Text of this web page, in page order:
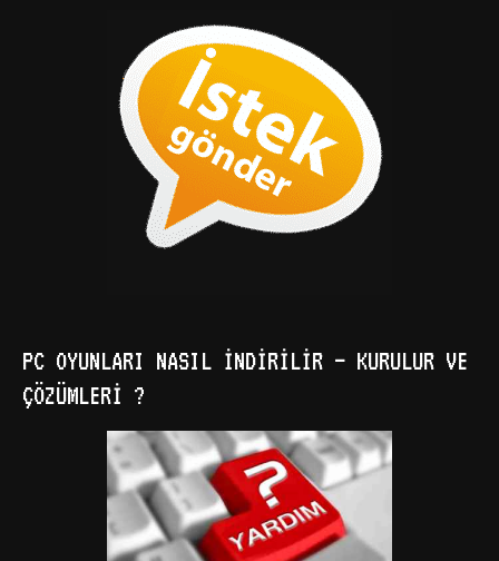
PC OYUNLARI NASIL İNDIRILIR – KURULUR VE
ÇÖZÜMLERI ?